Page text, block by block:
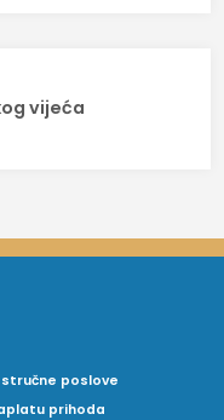
vijeća
poslove
prihoda